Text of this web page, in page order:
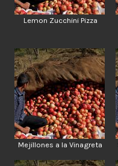
Lemon Zucchini Pizza
Mejillones a la Vinagreta